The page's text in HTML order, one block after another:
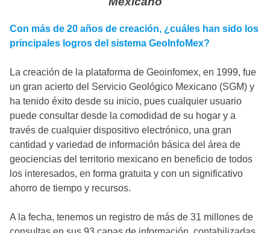
Con más de 20 años de creación, ¿cuáles han sido los
principales logros del sistema GeoInfoMex?
La creación de la plataforma de Geoinfomex, en 1999, fue
un gran acierto del Servicio Geológico Mexicano (SGM) y
ha tenido éxito desde su inicio, pues cualquier usuario
puede consultar desde la comodidad de su hogar y a
través de cualquier dispositivo electrónico, una gran
cantidad y variedad de información básica del área de
geociencias del territorio mexicano en beneficio de todos
los interesados, en forma gratuita y con un significativo
ahorro de tiempo y recursos.
A la fecha, tenemos un registro de más de 31 millones de